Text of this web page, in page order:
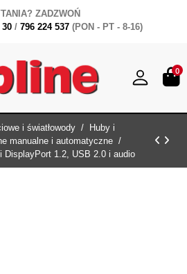
ZADZWOŃ
30 / 796 224 537 (PON - PT - 8-16)
0
i światłowody
Huby i
manualne i automatyczne
DisplayPort 1.2, USB 2.0 i audio